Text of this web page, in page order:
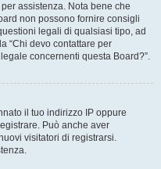
assistenza. Nota bene che
non possono fornire consigli
legali di qualsiasi tipo, ad
“Chi devo contattare per
concernenti questa Board?”.
il tuo indirizzo IP oppure
Può anche aver
visitatori di registrarsi.